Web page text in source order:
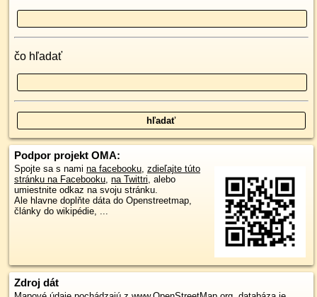
čo hľadať
Podpor projekt OMA:
Spojte sa s nami na facebooku, zdieľajte túto
stránku na Facebooku, na Twittri, alebo
umiestnite odkaz na svoju stránku.
Ale hlavne doplňte dáta do Openstreetmap,
články do wikipédie, ...
Zdroj dát